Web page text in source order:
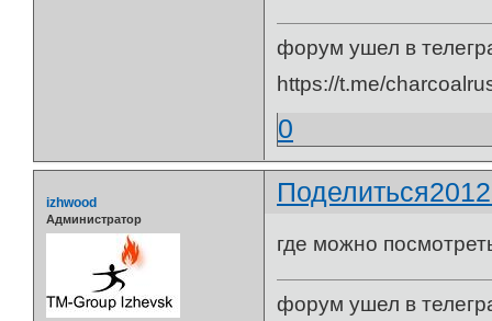
форум ушел в
https://t.me/
0
Поделиться
izhwood
Администратор
где можно
форум ушел в